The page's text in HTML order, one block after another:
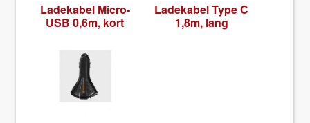
Ladek­a­bel Micro-
USB 0,6m, kort
Ladek­a­bel Type C
1,8m, lang